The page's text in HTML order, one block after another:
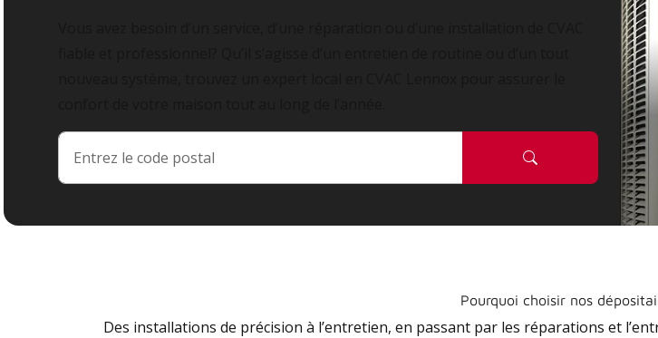
Pourquoi choisir nos
Des installations de précision à l’entretien, en passant par les réparations et